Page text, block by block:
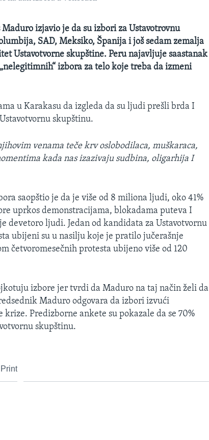
izjavio je da su izbori za Ustavotrovnu
SAD, Meksiko, Španija i još sedam zemalja
Ustavotvorne skupštine. Peru najavljuje saastanak
izbora za telo koje treba da izmeni
u Karakasu da izgleda da su ljudi prešli brda I
skupštinu.
venama teče krv oslobodilaca, muškaraca,
kada nas izazivaju sudbina, oligarhija I
saopštio je da je više od 8 miliona ljudi, oko 41%
uprkos demonstracijama, blokadama puteva I
devetoro ljudi. Jedan od kandidata za Ustavotvornu
ubijeni su u nasilju koje je pratilo jučerašnje
četvoromesečnih protesta ubijeno više od 120
izbore jer tvrdi da Maduro na taj način želi da
Maduro odgovara da izbori izvući
krize. Predizborne ankete su pokazale da se 70%
skupštinu.
Print